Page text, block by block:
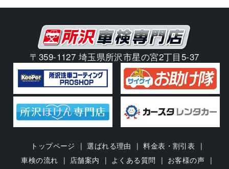
〒359-1127 埼玉県所沢市星の宮2丁目5-37
トップページ 選ばれる理由
料金表・割引表
車検の流れ
店舗案内 よくある質問 お客様の声